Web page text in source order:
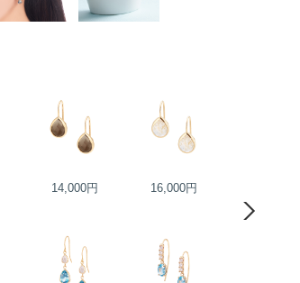
14,000円 16,000円